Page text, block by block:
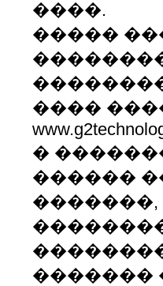
����.
�����
����
�
������
�������